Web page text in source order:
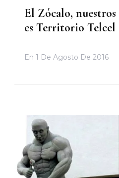
El Zócalo,
es Territorio Telcel
En 1 De Agosto De 2016